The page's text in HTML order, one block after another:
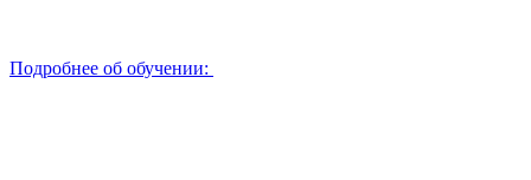
Подробнее об обучении: